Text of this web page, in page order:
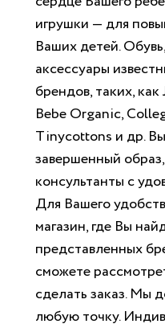
игрушки — для
Ваших детей.
аксессуары
брендов, таких,
Bebe Organic,
Tinycottons и др.
завершенный
консультанты с
Для Вашего
магазин, где Вы
представленных
сможете
сделать заказ. Мы
любую точку.